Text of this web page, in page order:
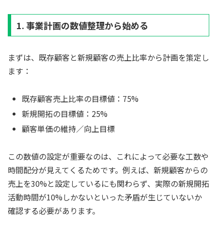
1. 事業計画の数値整理から始める
まずは、既存顧客と新規顧客の売上比率から計画を策定し
ます：
既存顧客売上比率の目標値：75%
新規開拓の目標値：25%
顧客単価の維持／向上目標
この数値の設定が重要なのは、これによって必要な工数や
時間配分が見えてくるためです。例えば、新規顧客からの
売上を30%と設定しているにも関わらず、実際の新規開拓
活動時間が10%しかないといった矛盾が生じていないか
確認する必要があります。